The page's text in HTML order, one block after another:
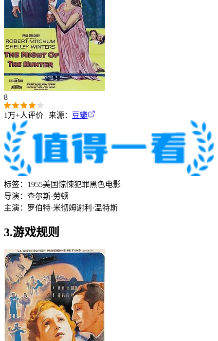
8
1万+人评价 | 来源： 豆瓣
标签： 1955美国惊悚犯罪黑色电影
导演： 查尔斯·劳顿
主演： 罗伯特·米彻姆谢利·温特斯
3.游戏规则